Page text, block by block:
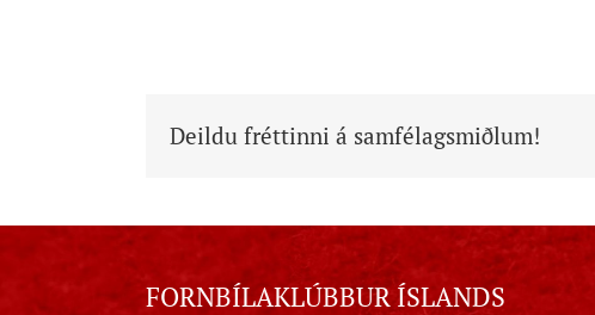
Deildu fréttinni á samfélagsmiðlum!
FORNBÍLAKLÚBBUR ÍSLANDS